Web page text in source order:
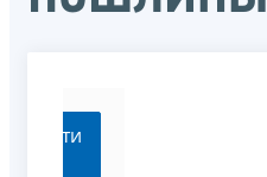
Перейти